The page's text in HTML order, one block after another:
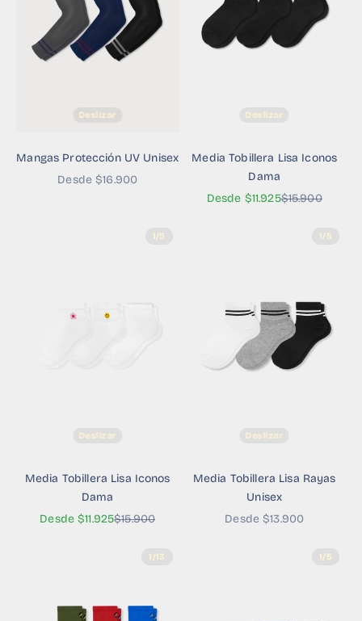
Deslizar
Mangas Protección UV Unisex
Precio de oferta
Desde $16.900
Deslizar
Media Tobillera Lisa Iconos
Dama
Precio de oferta
Desde $11.925Precio normal
$15.900
1/5
Deslizar
Media Tobillera Lisa Iconos
Dama
Precio de oferta
Desde $11.925Precio normal
$15.900
1/5
Deslizar
Media Tobillera Lisa Rayas
Unisex
Precio de oferta
Desde $13.900
1/13 1/5